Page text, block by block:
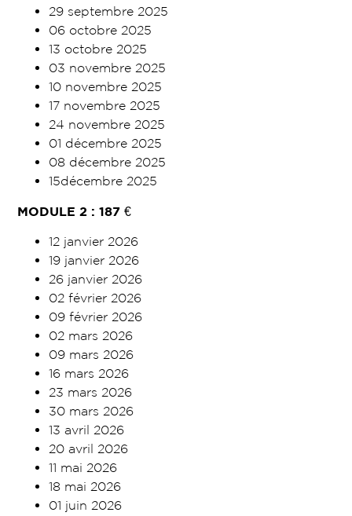
29 septembre 2025
06 octobre 2025
13 octobre 2025
03 novembre 2025
10 novembre 2025
17 novembre 2025
24 novembre 2025
01 décembre 2025
08 décembre 2025
15décembre 2025
MODULE 2 : 187 €
12 janvier 2026
19 janvier 2026
26 janvier 2026
02 février 2026
09 février 2026
02 mars 2026
09 mars 2026
16 mars 2026
23 mars 2026
30 mars 2026
13 avril 2026
20 avril 2026
11 mai 2026
18 mai 2026
01 juin 2026